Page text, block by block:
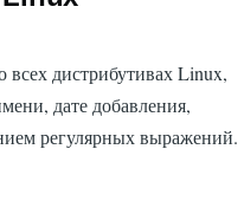
всех дистрибутивах Linux,
дате добавления,
регулярных выражений.